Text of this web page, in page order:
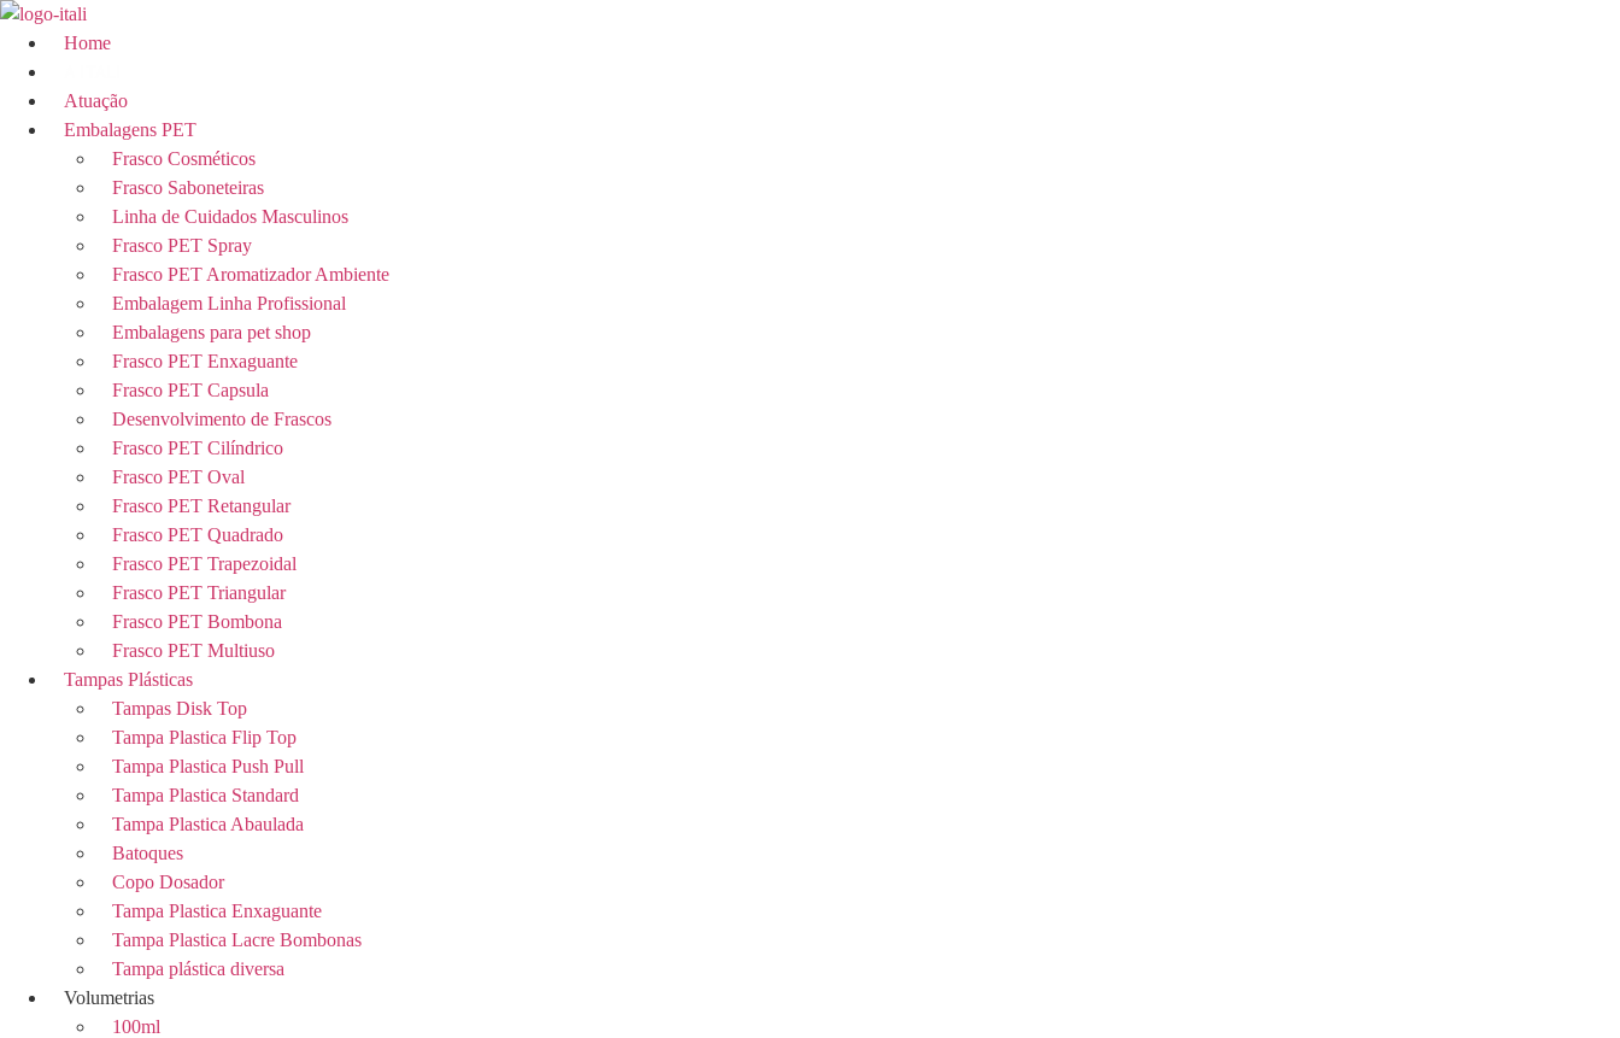
Ir
para
conteúdo
Home
Atuação
Embalagens PET
Frasco Cosméticos
Frasco Saboneteiras
Linha de Cuidados Masculinos
Frasco PET Spray
Frasco PET Aromatizador Ambiente
Embalagem Linha Profissional
Embalagens para pet shop
Frasco PET Enxaguante
Frasco PET Capsula
Desenvolvimento de Frascos
Frasco PET Cilíndrico
Frasco PET Oval
Frasco PET Retangular
Frasco PET Quadrado
Frasco PET Trapezoidal
Frasco PET Triangular
Frasco PET Bombona
Frasco PET Multiuso
Tampas Plásticas
Tampas Disk Top
Tampa Plastica Flip Top
Tampa Plastica Push Pull
Tampa Plastica Standard
Tampa Plastica Abaulada
Batoques
Copo Dosador
Tampa Plastica Enxaguante
Tampa Plastica Lacre Bombonas
Tampa plástica diversa
Volumetrias
100ml